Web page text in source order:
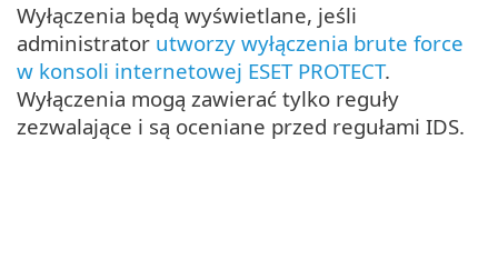
Wyłączenia będą wyświetlane, jeśli
administrator utworzy wyłączenia brute force
w konsoli internetowej ESET PROTECT.
Wyłączenia mogą zawierać tylko reguły
zezwalające i są oceniane przed regułami IDS.